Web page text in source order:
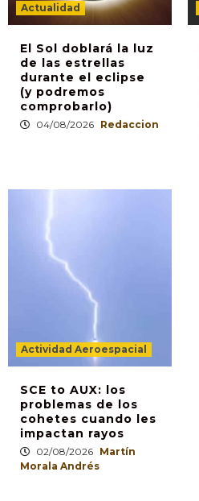
Actualidad
El Sol doblará la luz
de las estrellas
durante el eclipse
(y podremos
comprobarlo)
04/08/2026 Redaccion
Actividad Aeroespacial
SCE to AUX: los
problemas de los
cohetes cuando les
impactan rayos
02/08/2026 Martín
Morala Andrés